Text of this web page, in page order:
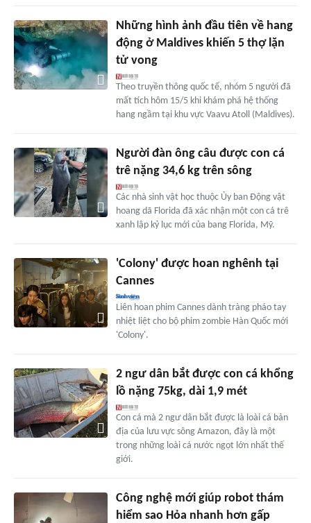
Những hình ảnh đầu tiên về hang
động ở Maldives khiến 5 thợ lặn
tử vong
Theo truyền thông quốc tế, nhóm 5 người đã
mất tích hôm 15/5 khi khám phá hệ thống
hang ngầm tại khu vực Vaavu Atoll (Maldives).
Người đàn ông câu được con cá
trê nặng 34,6 kg trên sông
Các nhà sinh vật học thuộc Ủy ban Động vật
hoang dã Florida đã xác nhận một con cá trê
xanh lập kỷ lục mới của bang Florida, Mỹ.
'Colony' được hoan nghênh tại
Cannes
Liên hoan phim Cannes dành tràng pháo tay
nhiệt liệt cho bộ phim zombie Hàn Quốc mới
'Colony'.
2 ngư dân bắt được con cá khổng
lồ nặng 75kg, dài 1,9 mét
Con cá mà 2 ngư dân bắt được là loài cá bản
địa của lưu vực sông Amazon, đây là một
trong những loài cá nước ngọt lớn nhất thế
giới.
Công nghệ mới giúp robot thám
hiểm sao Hỏa nhanh hơn gấp